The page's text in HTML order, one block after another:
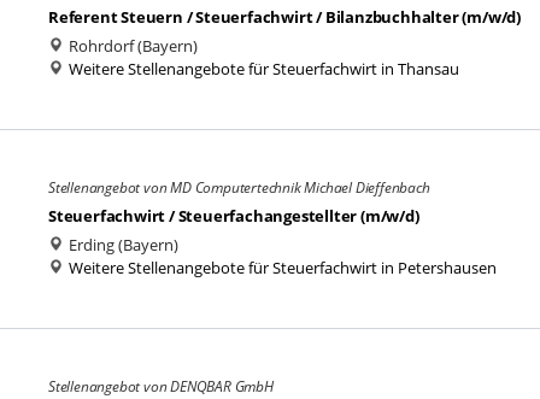
Referent Steuern / Steuerfachwirt / Bilanzbuchhalter (m/w/d)
Rohrdorf (Bayern)
Weitere Stellenangebote für Steuerfachwirt in Thansau
Stellenangebot von MD Computertechnik Michael Dieffenbach
Steuerfachwirt / Steuerfachangestellter (m/w/d)
Erding (Bayern)
Weitere Stellenangebote für Steuerfachwirt in Petershausen
Stellenangebot von DENQBAR GmbH